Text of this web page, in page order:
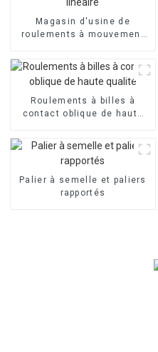
Magasin d'usine de
roulements à mouvement
Roulements à billes à
contact oblique de haute
Palier à semelle et paliers
rapportés